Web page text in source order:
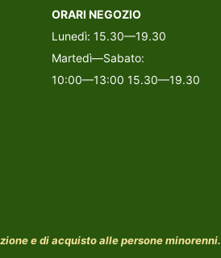
ORARI NEGOZIO
Lunedì: 15.30—19.30
Martedì—Sabato:
10:00—13:00 15.30—19.30
e di acquisto alle persone minorenni.